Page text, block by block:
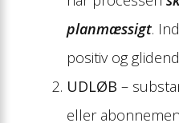
planmæssigt.
positiv og
UDLØB –
eller